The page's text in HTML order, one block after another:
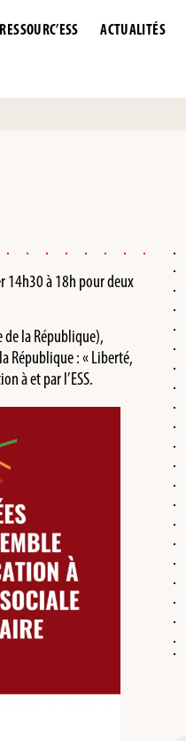
RESSOURC’ESS ACTUALITÉS
14h30 à 18h pour deux
de la République),
République : « Liberté,
à et par l’ESS.